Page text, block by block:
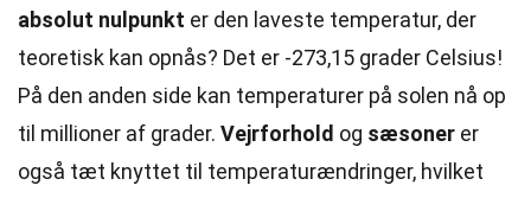
absolut nulpunkt er den laveste temperatur, der
teoretisk kan opnås? Det er -273,15 grader Celsius!
På den anden side kan temperaturer på solen nå op
til millioner af grader. Vejrforhold og sæsoner er
også tæt knyttet til temperaturændringer, hvilket